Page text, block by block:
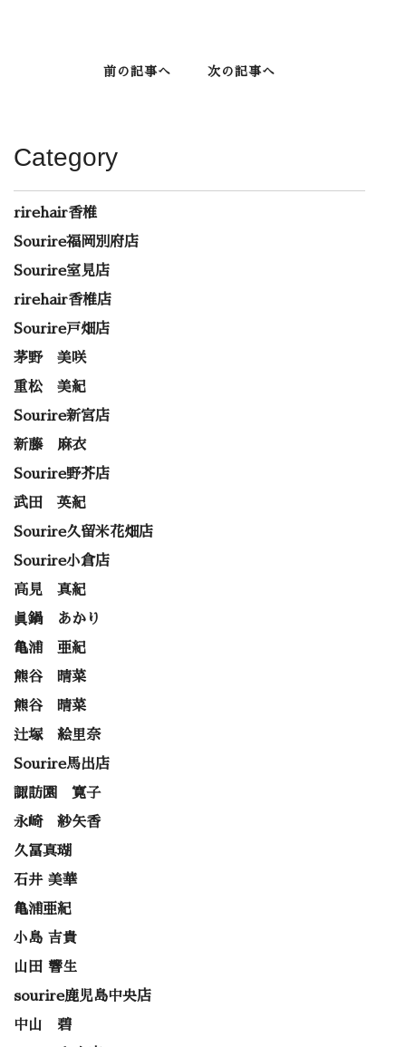
前の記事へ 次の記事へ
Category
rirehair香椎
Sourire福岡別府店
Sourire室見店
rirehair香椎店
Sourire戸畑店
茅野 美咲
重松 美紀
Sourire新宮店
新藤 麻衣
Sourire野芥店
武田 英紀
Sourire久留米花畑店
Sourire小倉店
高見 真紀
眞鍋 あかり
亀浦 亜紀
熊谷 晴菜
熊谷 晴菜
辻塚 絵里奈
Sourire馬出店
諏訪園 寛子
永崎 紗矢香
久冨真瑚
石井 美華
亀浦亜紀
小島 吉貴
山田 響生
sourire鹿児島中央店
中山 碧